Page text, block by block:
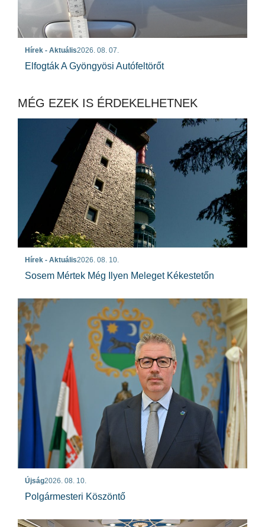
Hírek - Aktuális2026. 08. 07.
Elfogták A Gyöngyösi Autófeltörőt
MÉG EZEK IS ÉRDEKELHETNEK
Hírek - Aktuális2026. 08. 10.
Sosem Mértek Még Ilyen Meleget Kékestetőn
Újság2026. 08. 10.
Polgármesteri Köszöntő